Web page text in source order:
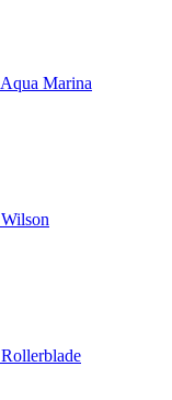
Aqua Marina
Wilson
Rollerblade